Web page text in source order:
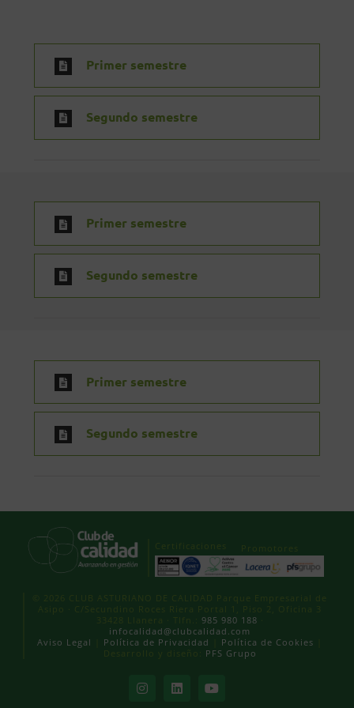
Primer semestre
Segundo semestre
Primer semestre
Segundo semestre
Primer semestre
Segundo semestre
Certificaciones Promotores
© 2026 CLUB ASTURIANO DE CALIDAD Parque Empresarial de
Asipo · C/Secundino Roces Riera Portal 1, Piso 2, Oficina 3
33428 Llanera · Tlfn.: 985 980 188
infocalidad@clubcalidad.com
Aviso Legal
Política de Privacidad Política de Cookies
Desarrollo y diseño:
PFS Grupo
InstagramLinkedInYouTube